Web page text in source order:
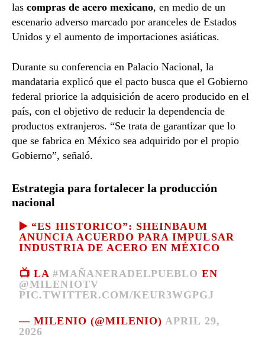
las compras de acero mexicano, en medio de un
escenario adverso marcado por aranceles de Estados
Unidos y el aumento de importaciones asiáticas.
Durante su conferencia en Palacio Nacional, la
mandataria explicó que el pacto busca que el Gobierno
federal priorice la adquisición de acero producido en el
país, con el objetivo de reducir la dependencia de
productos extranjeros. “Se trata de garantizar que lo
que se fabrica en México sea adquirido por el propio
Gobierno”, señaló.
Estrategia para fortalecer la producción
nacional
▶️ “ES HISTORICO”: SHEINBAUM
ANUNCIA ACUERDO PARA IMPULSAR
INDUSTRIA DE ACERO EN MÉXICO
📺 LA#MAÑANERADELPUEBLO EN
@MILENIOTV
PIC.TWITTER.COM/KEUR3WGPGJ
— MILENIO (@MILENIO) APRIL 29,
2026